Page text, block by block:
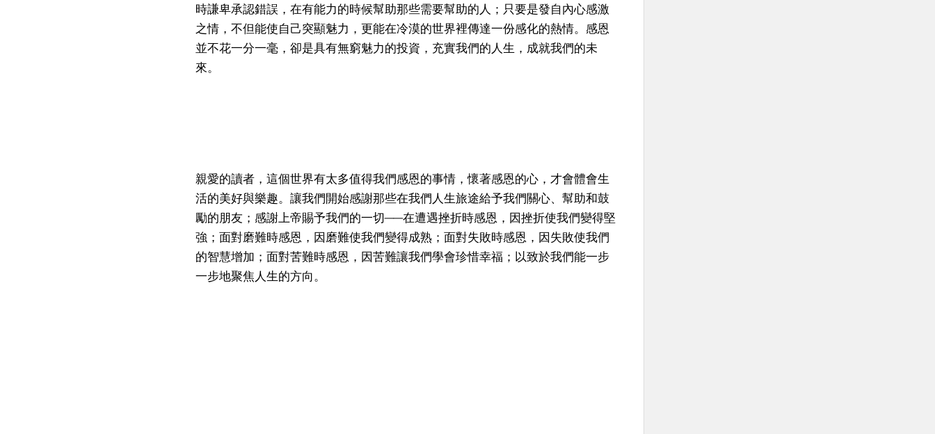
時謙卑承認錯誤，在有能力的時候幫助那些需要幫助的人；只要是發自內心感激
之情，不但能使自己突顯魅力，更能在冷漠的世界裡傳達一份感化的熱情。感恩
並不花一分一毫，卻是具有無窮魅力的投資，充實我們的人生，成就我們的未
來。
親愛的讀者，這個世界有太多值得我們感恩的事情，懷著感恩的心，才會體會生
活的美好與樂趣。讓我們開始感謝那些在我們人生旅途給予我們關心、幫助和鼓
勵的朋友；感謝上帝賜予我們的一切──在遭遇挫折時感恩，因挫折使我們變得堅
強；面對磨難時感恩，因磨難使我們變得成熟；面對失敗時感恩，因失敗使我們
的智慧增加；面對苦難時感恩，因苦難讓我們學會珍惜幸福；以致於我們能一步
一步地聚焦人生的方向。